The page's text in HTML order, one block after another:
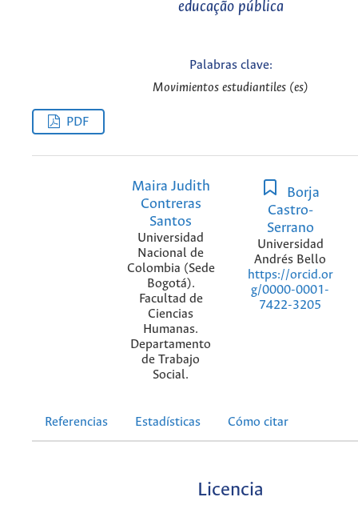
educação pública
Palabras clave:
Movimientos estudiantiles (es)
PDF
Maira Judith
Contreras
Santos
Universidad
Nacional de
Colombia (Sede
Bogotá).
Facultad de
Ciencias
Humanas.
Departamento
de Trabajo
Social.
Borja
Castro-
Serrano
Universidad
Andrés Bello
https://orcid.or
g/0000-0001-
7422-3205
Referencias Estadísticas Cómo citar
Licencia